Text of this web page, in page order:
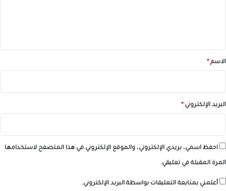
*الاسم *
البريد الإلكتروني *
احفظ اسمي، بريدي الإلكتروني، والموقع الإلكتروني في هذا المتصفح لاستخدامها
المرة المقبلة في تعليقي.
أعلمني بمتابعة التعليقات بواسطة البريد الإلكتروني.